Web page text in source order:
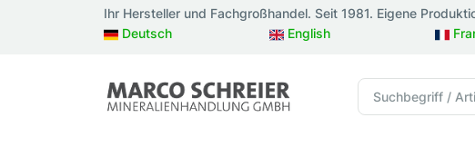
Ihr Hersteller und Fachgroßhandel. Seit 1981. Eigene
Deutsch
English